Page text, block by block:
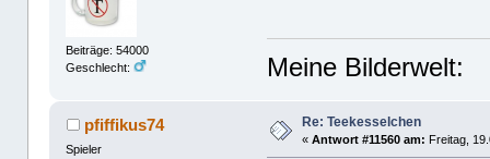
Beiträge: 54000
Geschlecht:
Meine Bilderwelt:
pfiffikus74
Spieler
Re: Teekesselchen
«Antwort #11560 am: Freitag,